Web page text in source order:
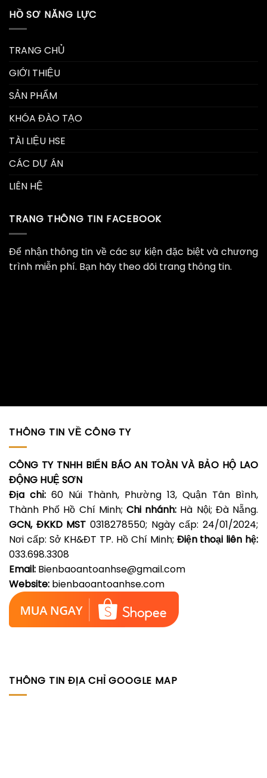
HỒ SƠ NĂNG LỰC
TRANG CHỦ
GIỚI THIỆU
SẢN PHẨM
KHÓA ĐÀO TẠO
TÀI LIỆU HSE
CÁC DỰ ÁN
LIÊN HỆ
TRANG THÔNG TIN FACEBOOK
Để nhận thông tin về các sự kiện đặc biệt và chương
trình miễn phí. Bạn hãy theo dõi trang thông tin.
THÔNG TIN VỀ CÔNG TY
CÔNG TY TNHH BIỂN BÁO AN TOÀN VÀ BẢO HỘ LAO
ĐỘNG HUỆ SƠN
Địa chỉ: 60 Núi Thành, Phường 13, Quận Tân Bình,
Thành Phố Hồ Chí Minh; Chi nhánh: Hà Nội; Đà Nẵng.
GCN, ĐKKD MST 0318278550; Ngày cấp: 24/01/2024;
Nơi cấp: Sở KH&ĐT TP. Hồ Chí Minh; Điện thoại liên hệ:
033.698.3308
Email: Bienbaoantoanhse@gmail.com
Website: bienbaoantoanhse.com
THÔNG TIN ĐỊA CHỈ GOOGLE MAP